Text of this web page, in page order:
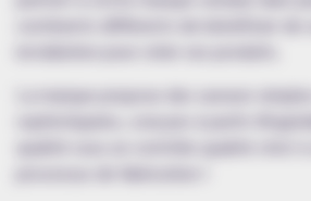
La marque propose des saveurs simples